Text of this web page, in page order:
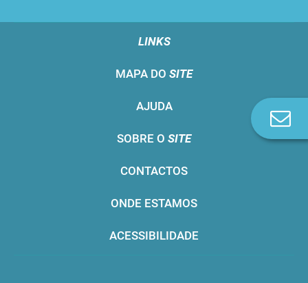
LINKS
MAPA DO SITE
AJUDA
SOBRE O SITE
CONTACTOS
ONDE ESTAMOS
ACESSIBILIDADE